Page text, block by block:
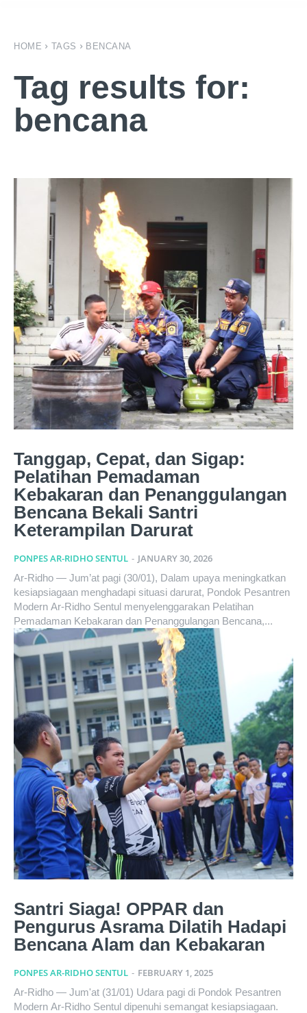
HOME TAGS BENCANA
Tag results for:
bencana
Tanggap, Cepat, dan Sigap:
Pelatihan Pemadaman
Kebakaran dan Penanggulangan
Bencana Bekali Santri
Keterampilan Darurat
PONPES AR-RIDHO SENTUL - JANUARY 30, 2026
Ar-Ridho — Jum’at pagi (30/01), Dalam upaya meningkatkan
kesiapsiagaan menghadapi situasi darurat, Pondok Pesantren
Modern Ar-Ridho Sentul menyelenggarakan Pelatihan
Pemadaman Kebakaran dan Penanggulangan Bencana,...
Santri Siaga! OPPAR dan
Pengurus Asrama Dilatih Hadapi
Bencana Alam dan Kebakaran
PONPES AR-RIDHO SENTUL - FEBRUARY 1, 2025
Ar-Ridho — Jum'at (31/01) Udara pagi di Pondok Pesantren
Modern Ar-Ridho Sentul dipenuhi semangat kesiapsiagaan.